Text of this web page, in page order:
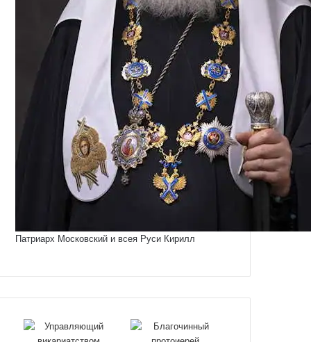
Патриарх Московский и всея Руси Кирилл